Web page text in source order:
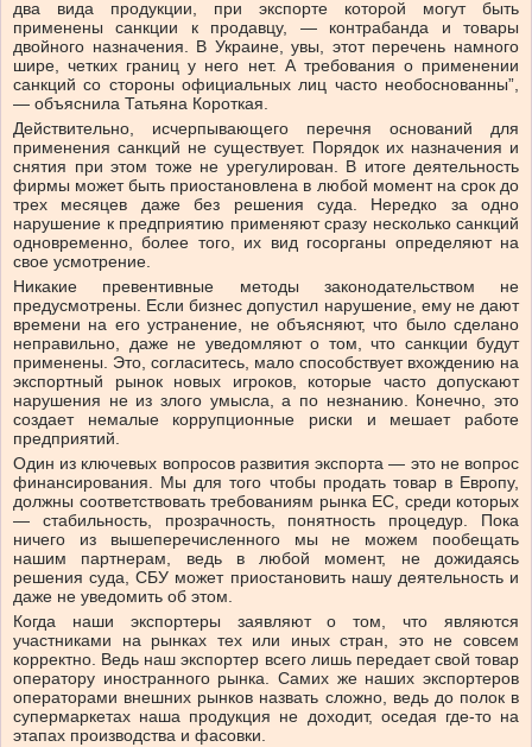
два вида продукции, при экспорте которой могут быть
применены санкции к продавцу, — контрабанда и товары
двойного назначения. В Украине, увы, этот перечень намного
шире, четких границ у него нет. А требования о применении
санкций со стороны официальных лиц часто необоснованны”,
— объяснила Татьяна Короткая.
Действительно, исчерпывающего перечня оснований для
применения санкций не существует. Порядок их назначения и
снятия при этом тоже не урегулирован. В итоге деятельность
фирмы может быть приостановлена в любой момент на срок до
трех месяцев даже без решения суда. Нередко за одно
нарушение к предприятию применяют сразу несколько санкций
одновременно, более того, их вид госорганы определяют на
свое усмотрение.
Никакие превентивные методы законодательством не
предусмотрены. Если бизнес допустил нарушение, ему не дают
времени на его устранение, не объясняют, что было сделано
неправильно, даже не уведомляют о том, что санкции будут
применены. Это, согласитесь, мало способствует вхождению на
экспортный рынок новых игроков, которые часто допускают
нарушения не из злого умысла, а по незнанию. Конечно, это
создает немалые коррупционные риски и мешает работе
предприятий.
Один из ключевых вопросов развития экспорта — это не вопрос
финансирования. Мы для того чтобы продать товар в Европу,
должны соответствовать требованиям рынка ЕС, среди которых
— стабильность, прозрачность, понятность процедур. Пока
ничего из вышеперечисленного мы не можем пообещать
нашим партнерам, ведь в любой момент, не дожидаясь
решения суда, СБУ может приостановить нашу деятельность и
даже не уведомить об этом.
Когда наши экспортеры заявляют о том, что являются
участниками на рынках тех или иных стран, это не совсем
корректно. Ведь наш экспортер всего лишь передает свой товар
оператору иностранного рынка. Самих же наших экспортеров
операторами внешних рынков назвать сложно, ведь до полок в
супермаркетах наша продукция не доходит, оседая где-то на
этапах производства и фасовки.